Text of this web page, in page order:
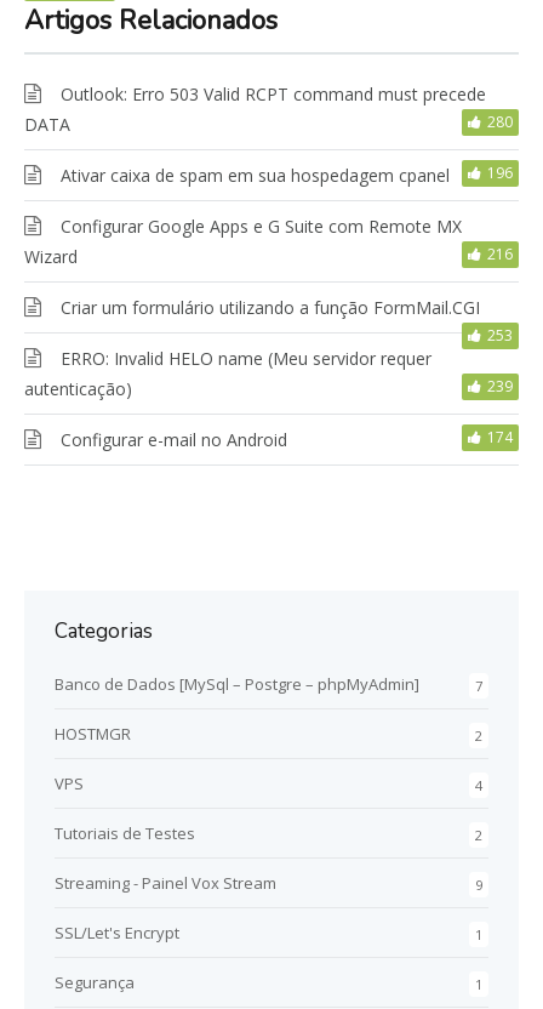
Artigos Relacionados
Outlook: Erro 503 Valid RCPT command must precede
DATA
280
Ativar caixa de spam em sua hospedagem cpanel 196
Configurar Google Apps e G Suite com Remote MX
Wizard
216
Criar um formulário utilizando a função FormMail.CGI
253
ERRO: Invalid HELO name (Meu servidor requer
autenticação)
239
Configurar e-mail no Android 174
Categorias
7
Banco de Dados [MySql – Postgre – phpMyAdmin]
2
HOSTMGR
4
VPS
2
Tutoriais de Testes
9
Streaming - Painel Vox Stream
1
SSL/Let's Encrypt
1
Segurança